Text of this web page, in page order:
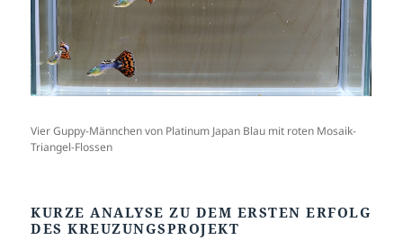
Vier Guppy-Männchen von Platinum Japan Blau mit roten Mosaik-
Triangel-Flossen
KURZE ANALYSE ZU DEM ERSTEN ERFOLG
DES KREUZUNGSPROJEKT